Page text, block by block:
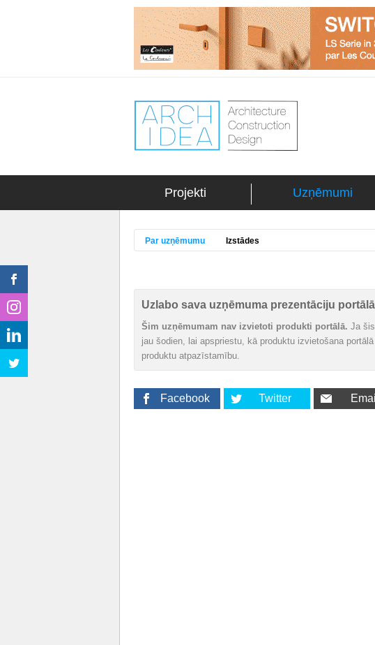
Projekti Uzņēmumi
Par uzņēmumu Izstādes
Uzlabo sava uzņēmuma prezentāciju portālā
Šim uzņēmumam nav izvietoti produkti portālā. Ja
jau šodien, lai apspriestu, kā produktu izvietošana
produktu atpazīstamību.
Facebook Twitter Email